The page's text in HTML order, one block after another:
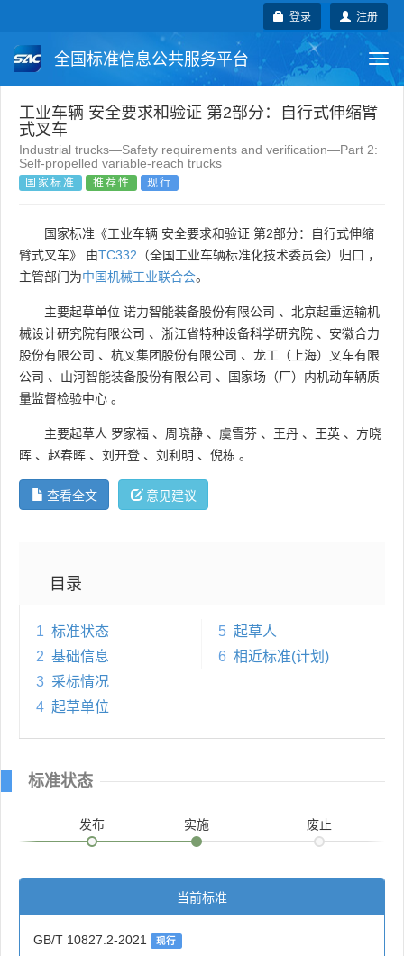
注册
登录
全国标准信息公共服务平台
国家标准 行业标准 地方标准
团体标准 企业标准 国际标准
工业车辆 安全要求和验证 第2部分：自行式伸缩臂
式叉车
Industrial trucks—Safety requirements and verification—Part 2:
Self-propelled variable-reach trucks
国家标准 推荐性 现行
国家标准《工业车辆 安全要求和验证 第2部分：自行式伸缩
臂式叉车》 由TC332 （全国工业车辆标准化技术委员会）归口 ，
主管部门为中国机械工业联合会。
主要起草单位 诺力智能装备股份有限公司 、 北京起重运输机
械设计研究院有限公司 、 浙江省特种设备科学研究院 、 安徽合力
股份有限公司 、 杭叉集团股份有限公司 、 龙工（上海）叉车有限
公司 、 山河智能装备股份有限公司 、
国家场（厂）内机动车辆质
量监督检验中心 。
主要起草人 罗家福 、 周晓静 、 虞雪芬 、 王丹 、 王英 、 方晓
晖 、 赵春晖 、 刘开登 、 刘利明 、 倪栋 。
查看全文 意见建议
目录
1 标准状态
2 基础信息
3 采标情况
4 起草单位
5 起草人
6 相近标准(计划)
标准状态
发布 实施 废止
当前标准
GB/T 10827.2-2021 现行